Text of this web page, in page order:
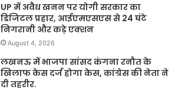
UP में अवैध खनन पर योगी सरकार का
डिजिटल प्रहार, आईएमएसएस से 24 घंटे
निगरानी और कड़े एक्शन
August 4, 2026
लखनऊ में भाजपा सांसद कंगना रनौत के
खिलाफ केस दर्ज होगा केस, कांग्रेस की नेता ने
दी तहरीर.